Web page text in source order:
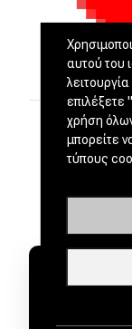
αυτού του
επιλέξετε
χρήση
μπορείτε
τύπους